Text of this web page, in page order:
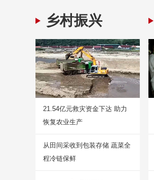
乡村振兴
21.54亿元救灾资金下达 助力
恢复农业生产
从田间采收到包装存储 蔬菜全
程冷链保鲜